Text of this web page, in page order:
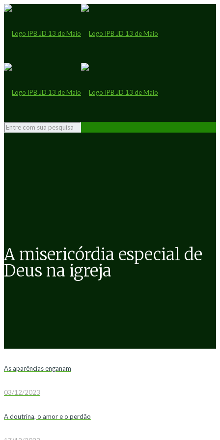
A misericórdia especial de
Deus na igreja
As aparências enganam
03/12/2023
A doutrina, o amor e o perdão